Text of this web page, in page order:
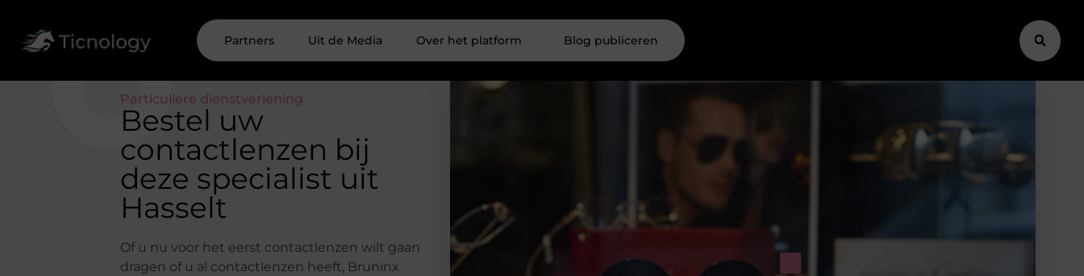
Partners Uit de Media Over het platform Blog publiceren
Particuliere dienstverlening
Bestel uw
contactlenzen bij
deze specialist uit
Hasselt
Of u nu voor het eerst contactlenzen wilt gaan
dragen of u al contactlenzen heeft, Bruninx